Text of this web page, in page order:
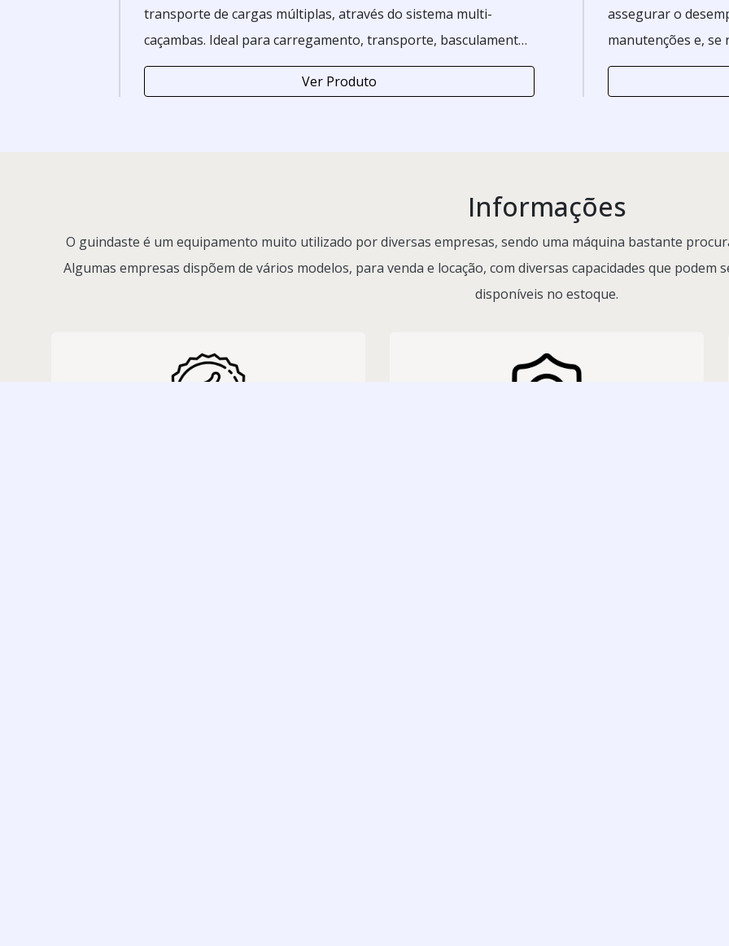
transporte de cargas múltiplas, através do sistema multi-
caçambas. Ideal para carregamento, transporte, basculamento
e descarregamento de container estacionário. O material é
próprio para utilização no transporte de minérios, entulhos,
Ver Produto
assegurar o
manutenções e,
cliente. O reparo é
manutenção,
Informações
O guindaste é um equipamento muito utilizado por diversas empresas, sendo uma máquina bastante
Algumas empresas dispõem de vários modelos, para venda e locação, com diversas capacidades que
disponíveis no estoque.